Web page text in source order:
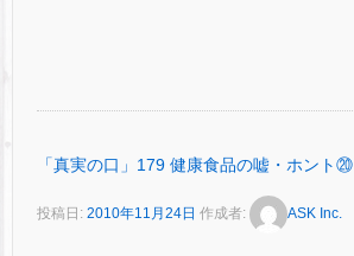
「真実の口」179 健康食品の嘘・ホント⑳
投稿日: 2010年11月24日 作成者: ASK Inc.